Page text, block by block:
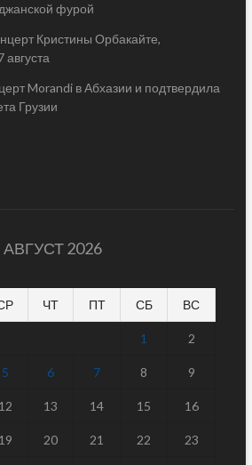
фурой
Кристины Орбакайте,
Morandi в Абхазии и подтвердила
Грузии
АВГУСТ 2026
ЧТ ПТ СБ ВС
1 2
5 6 7 8 9
12 13 14 15 16
19 20 21 22 23